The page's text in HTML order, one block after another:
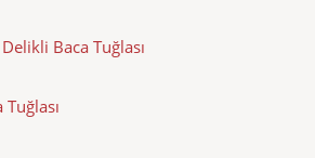
Baca Tuğlası
Tuğlası